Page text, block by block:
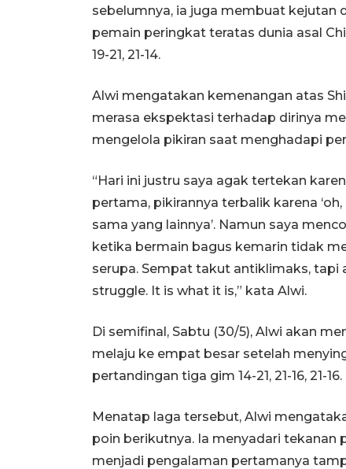
sebelumnya, ia juga membuat kejutan
pemain peringkat teratas dunia asal
19-21, 21-14.
Alwi mengatakan kemenangan atas
merasa ekspektasi terhadap dirinya
mengelola pikiran saat menghadapi
“Hari ini justru saya agak tertekan
pertama, pikirannya terbalik karena
sama yang lainnya’. Namun saya
ketika bermain bagus kemarin tidak
serupa. Sempat takut antiklimaks,
struggle. It is what it is,” kata Alwi.
Di semifinal, Sabtu (30/5), Alwi akan
melaju ke empat besar setelah
pertandingan tiga gim 14-21, 21-16, 21-16.
Menatap laga tersebut, Alwi
poin berikutnya. Ia menyadari tekanan
menjadi pengalaman pertamanya